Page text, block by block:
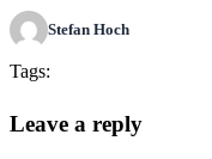
Stefan Hoch
Tags:
Leave a reply